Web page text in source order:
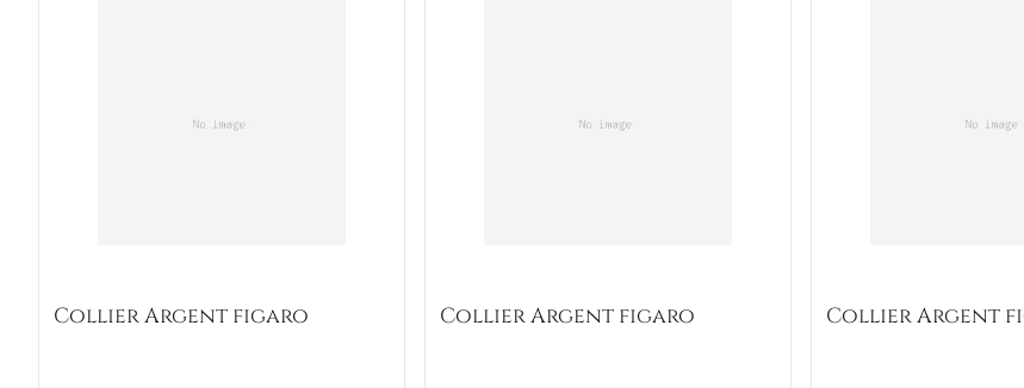
Collier Argent figaro Collier Argent figaro Collier Argent